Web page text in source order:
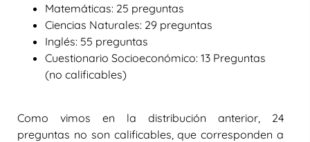
Matemáticas: 25 preguntas
Ciencias Naturales: 29 preguntas
Inglés: 55 preguntas
Cuestionario Socioeconómico: 13 Preguntas
(no calificables)
Como vimos en la distribución anterior, 24
preguntas no son calificables, que corresponden a